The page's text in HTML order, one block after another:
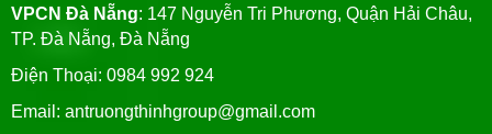
VPCN Đà Nẵng: 147 Nguyễn Tri Phương, Quận Hải Châu,
TP. Đà Nẵng, Đà Nẵng
Điện Thoại: 0984 992 924
Email: antruongthinhgroup@gmail.com